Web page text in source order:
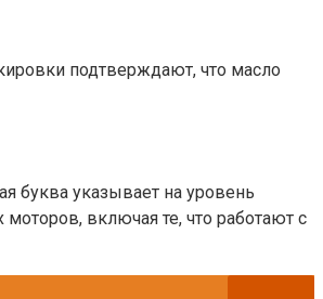
подтверждают, что масло
буква указывает на уровень
включая те, что работают с